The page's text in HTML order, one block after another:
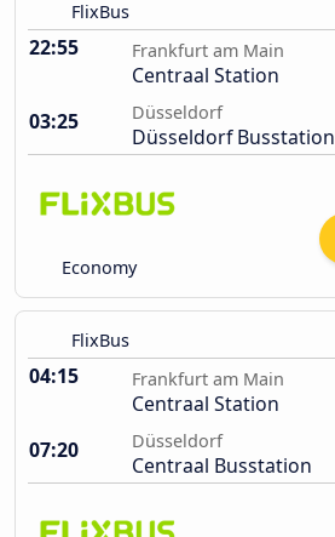
FlixBus
22:55 Frankfurt am Main
Centraal Station
03:25
Düsseldorf
Düsseldorf Busstation
Economy
FlixBus
04:15 Frankfurt am Main
Centraal Station
07:20
Düsseldorf
Centraal Busstation